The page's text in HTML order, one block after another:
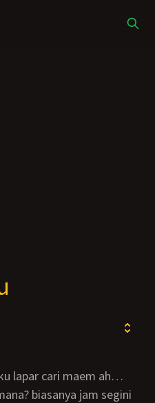
lapar cari maem ah…